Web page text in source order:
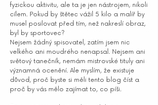
fyzickou aktivitu, ale ta je jen nástrojem, nikoli
cílem. Pokud by štětec vážil 5 kilo a malíř by
musel posilovat před tím, než nakreslí obraz,
byl by sportovec?
Nejsem žádný spisovatel, zatím jsem nic
velkého ani moudrého nenapsal. Nejsem ani
světový tanečník, nemám mistrovské tituly ani
významná ocenění. Ale myslím, že existuje
důvod, proč byste si měli tento blog číst a
proč by vás mělo zajímat to, co píši.